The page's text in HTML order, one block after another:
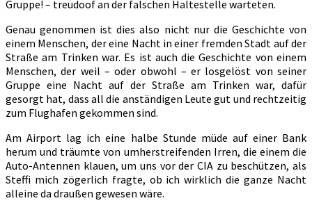
Gruppe! – treudoof an der falschen Haltestelle warteten.
Genau genommen ist dies also nicht nur die Geschichte von
einem Menschen, der eine Nacht in einer fremden Stadt auf der
Straße am Trinken war. Es ist auch die Geschichte von einem
Menschen, der weil – oder obwohl – er losgelöst von seiner
Gruppe eine Nacht auf der Straße am Trinken war, dafür
gesorgt hat, dass all die anständigen Leute gut und rechtzeitig
zum Flughafen gekommen sind.
Am Airport lag ich eine halbe Stunde müde auf einer Bank
herum und träumte von umherstreifenden Irren, die einem die
Auto-Antennen klauen, um uns vor der CIA zu beschützen, als
Steffi mich zögerlich fragte, ob ich wirklich die ganze Nacht
alleine da draußen gewesen wäre.